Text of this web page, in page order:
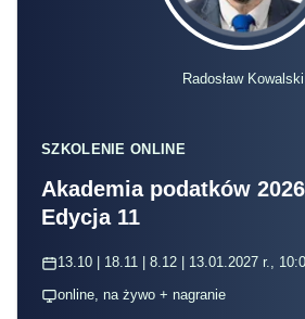
Radosław Kowalski
SZKOLENIE ONLINE
Akademia podatków
Edycja 11
13.10 | 18.11 | 8.12 | 13.01.2027 r.,
online, na żywo + nagranie